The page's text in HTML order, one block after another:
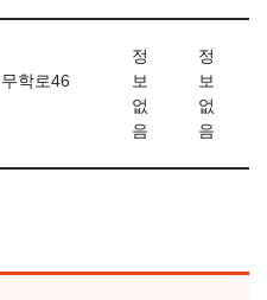
학로46
정
보
없
음
정
보
없
음